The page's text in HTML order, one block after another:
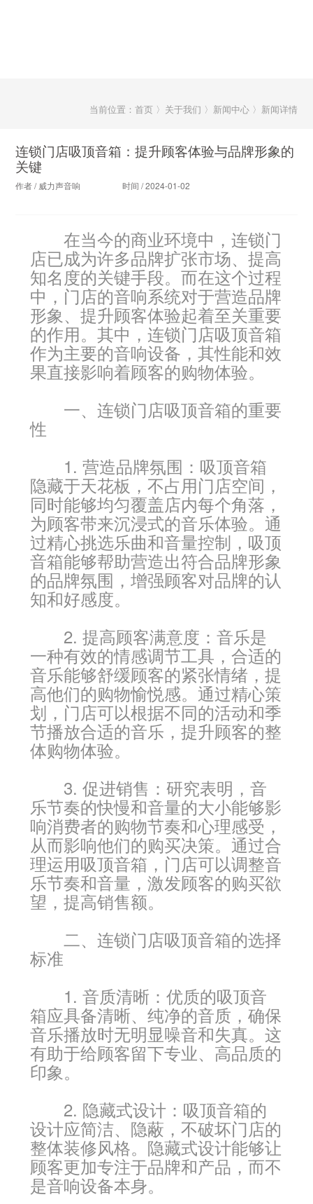
当前位置：首页 〉关于我们 〉新闻中心 〉新闻详情
连锁门店吸顶音箱：提升顾客体验与品牌形象的
关键
作者 / 威力声音响 时间 / 2024-01-02
在当今的商业环境中，连锁门
店已成为许多品牌扩张市场、提高
知名度的关键手段。而在这个过程
中，门店的音响系统对于营造品牌
形象、提升顾客体验起着至关重要
的作用。其中，连锁门店吸顶音箱
作为主要的音响设备，其性能和效
果直接影响着顾客的购物体验。
一、连锁门店吸顶音箱的重要
性
1. 营造品牌氛围：吸顶音箱
隐藏于天花板，不占用门店空间，
同时能够均匀覆盖店内每个角落，
为顾客带来沉浸式的音乐体验。通
过精心挑选乐曲和音量控制，吸顶
音箱能够帮助营造出符合品牌形象
的品牌氛围，增强顾客对品牌的认
知和好感度。
2. 提高顾客满意度：音乐是
一种有效的情感调节工具，合适的
音乐能够舒缓顾客的紧张情绪，提
高他们的购物愉悦感。通过精心策
划，门店可以根据不同的活动和季
节播放合适的音乐，提升顾客的整
体购物体验。
3. 促进销售：研究表明，音
乐节奏的快慢和音量的大小能够影
响消费者的购物节奏和心理感受，
从而影响他们的购买决策。通过合
理运用吸顶音箱，门店可以调整音
乐节奏和音量，激发顾客的购买欲
望，提高销售额。
二、连锁门店吸顶音箱的选择
标准
1. 音质清晰：优质的吸顶音
箱应具备清晰、纯净的音质，确保
音乐播放时无明显噪音和失真。这
有助于给顾客留下专业、高品质的
印象。
2. 隐藏式设计：吸顶音箱的
设计应简洁、隐蔽，不破坏门店的
整体装修风格。隐藏式设计能够让
顾客更加专注于品牌和产品，而不
是音响设备本身。